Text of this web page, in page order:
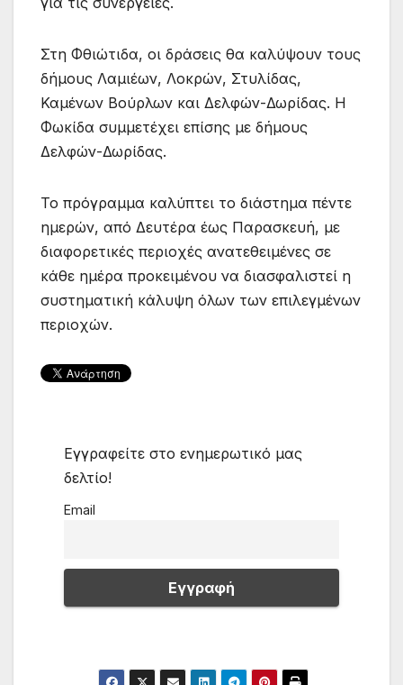
Στη Φθιώτιδα, οι δράσεις θα καλύψουν τους
δήμους Λαμιέων, Λοκρών, Στυλίδας,
Καμένων Βούρλων και Δελφών-Δωρίδας. Η
Φωκίδα συμμετέχει επίσης με δήμους
Δελφών-Δωρίδας.
Το πρόγραμμα καλύπτει το διάστημα πέντε
ημερών, από Δευτέρα έως Παρασκευή, με
διαφορετικές περιοχές ανατεθειμένες σε
κάθε ημέρα προκειμένου να διασφαλιστεί η
συστηματική κάλυψη όλων των επιλεγμένων
περιοχών.
Εγγραφείτε στο ενημερωτικό μας
δελτίο!
Email